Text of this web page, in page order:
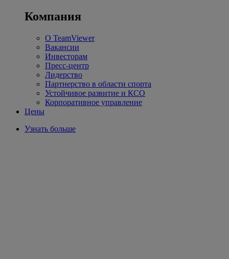
Компания
О TeamViewer
Вакансии
Инвесторам
Пресс-центр
Лидерство
Партнерство в области спорта
Устойчивое развитие и КСО
Корпоративное управление
Цены
Узнать больше